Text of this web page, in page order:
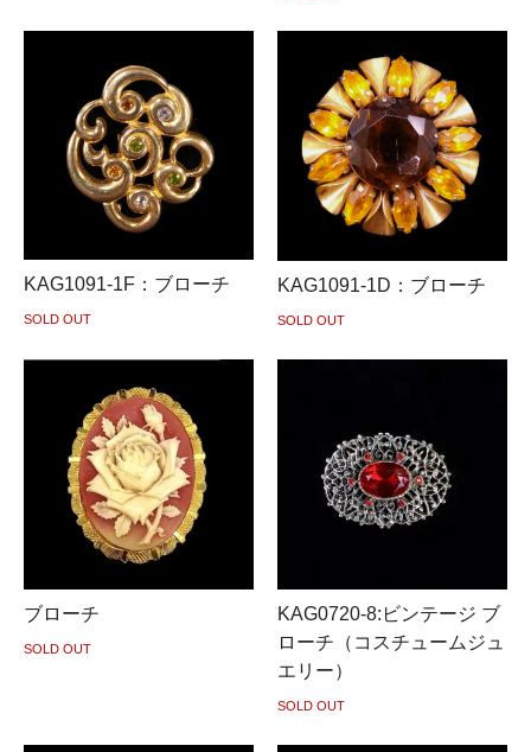
KAG1091-1F：ブローチ
SOLD OUT
KAG1091-1D：ブローチ
SOLD OUT
ブローチ
SOLD OUT
KAG0720-8:ビンテージ ブ
ローチ（コスチュームジュ
エリー）
SOLD OUT